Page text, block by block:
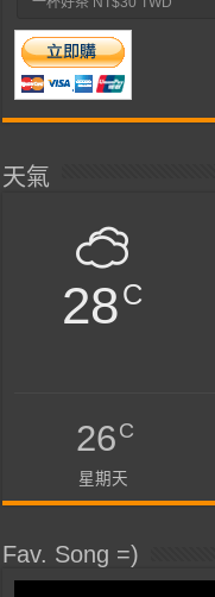
天氣
28C
26C
星期天
Fav. Song =)